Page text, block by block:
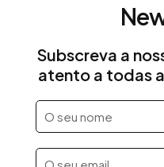
Subscreva a
atento a todas